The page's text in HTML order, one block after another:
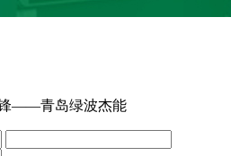
——青岛绿波杰能